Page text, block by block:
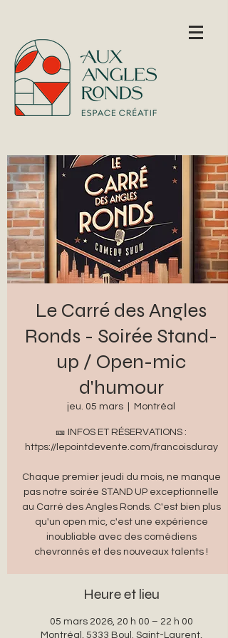
Le Carré des Angles
Ronds - Soirée Stand-
up / Open-mic
d'humour
jeu. 05 mars Montréal
🎫 INFOS ET RÉSERVATIONS :
https://lepointdevente.com/francoisduray
Chaque premier jeudi du mois, ne manque
pas notre soirée STAND UP exceptionnelle
au Carré des Angles Ronds. C'est bien plus
qu'un open mic, c'est une expérience
inoubliable avec des comédiens
chevronnés et des nouveaux talents !
Heure et lieu
05 mars 2026, 20 h 00 – 22 h 00
Montréal, 5333 Boul. Saint-Laurent,